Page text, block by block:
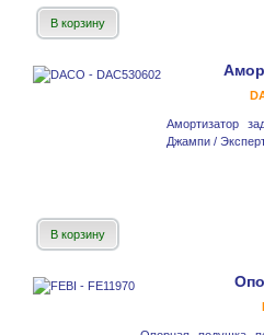
В корзину
Амортизатор
Джампи /
В корзину